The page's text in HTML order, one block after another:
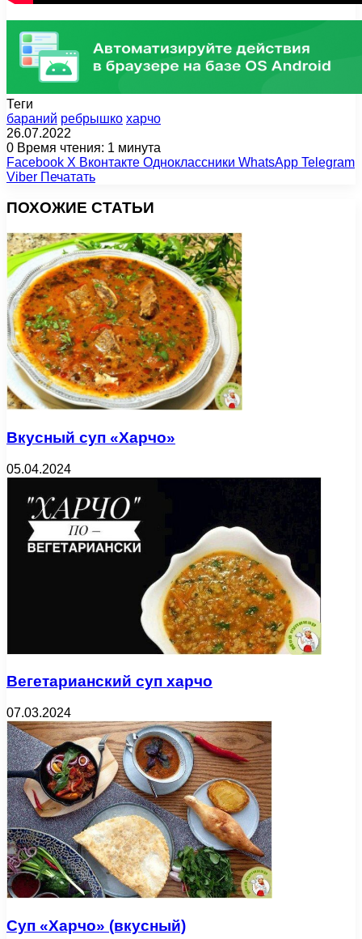
Теги
бараний ребрышко харчо
26.07.2022
0 Время чтения: 1 минута
Facebook X Вконтакте Одноклассники WhatsApp Telegram
Viber Печатать
ПОХОЖИЕ СТАТЬИ
Вкусный суп «Харчо»
05.04.2024
Вегетарианский суп харчо
07.03.2024
Суп «Харчо» (вкусный)